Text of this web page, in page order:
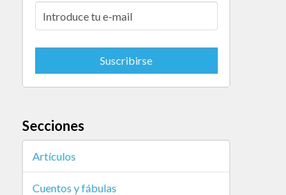
Secciones
Artículos
Cuentos y fábulas